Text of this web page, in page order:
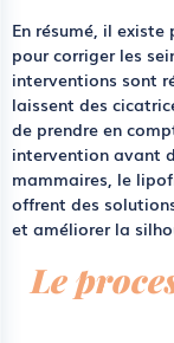
En résumé, il
pour corriger les
interventions sont
laissent des
de prendre en
intervention avant
mammaires, le
offrent des
et améliorer la
Le